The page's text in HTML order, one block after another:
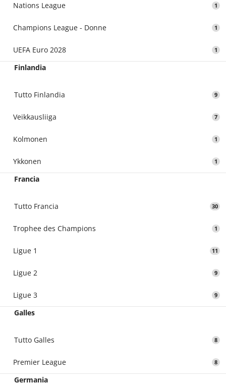
Nations League 1
Champions League - Donne 1
UEFA Euro 2028 1
Finlandia
Tutto Finlandia 9
Veikkausliiga 7
Kolmonen 1
Ykkonen 1
Francia
Tutto Francia 30
Trophee des Champions 1
Ligue 1 11
Ligue 2 9
Ligue 3 9
Galles
Tutto Galles 8
Premier League 8
Germania